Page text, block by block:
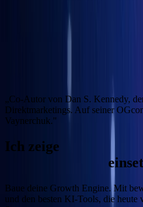
„Co-Autor von Dan S. Kennedy,
Direktmarketings. Auf seiner
Vaynerchuk."
Ich zeige
Baue deine Growth Engine.Mit
und den besten KI-Tools, die